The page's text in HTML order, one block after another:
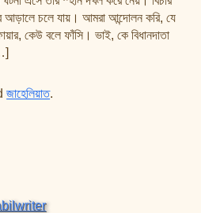
সমূহ
আড়ালে চলে যায়। আমরা আন্দোলন করি, যে
কেউ বলে ফাঁসি। ভাই, কে বিধানদাতা
জাহেলিয়াত.